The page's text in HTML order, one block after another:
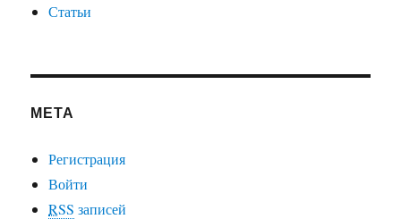
Статьи
МЕТА
Регистрация
Войти
RSS записей